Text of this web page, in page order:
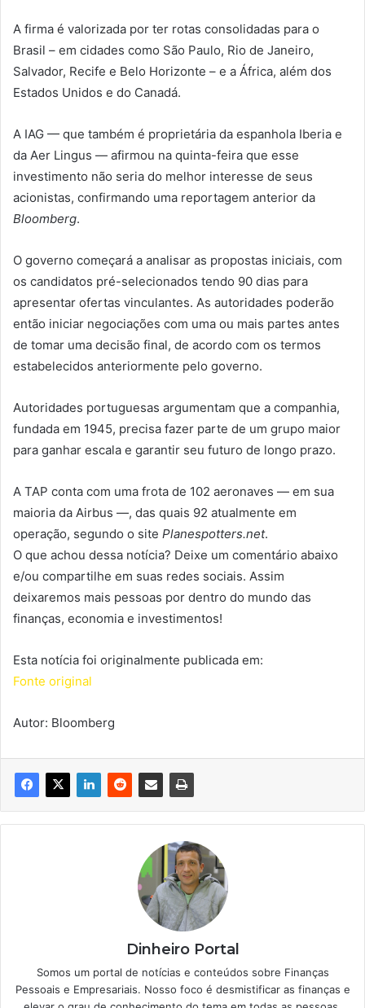
A firma é valorizada por ter rotas consolidadas para o
Brasil – em cidades como São Paulo, Rio de Janeiro,
Salvador, Recife e Belo Horizonte – e a África, além dos
Estados Unidos e do Canadá.
A IAG — que também é proprietária da espanhola Iberia e
da Aer Lingus — afirmou na quinta-feira que esse
investimento não seria do melhor interesse de seus
acionistas, confirmando uma reportagem anterior da
Bloomberg.
O governo começará a analisar as propostas iniciais, com
os candidatos pré-selecionados tendo 90 dias para
apresentar ofertas vinculantes. As autoridades poderão
então iniciar negociações com uma ou mais partes antes
de tomar uma decisão final, de acordo com os termos
estabelecidos anteriormente pelo governo.
Autoridades portuguesas argumentam que a companhia,
fundada em 1945, precisa fazer parte de um grupo maior
para ganhar escala e garantir seu futuro de longo prazo.
A TAP conta com uma frota de 102 aeronaves — em sua
maioria da Airbus —, das quais 92 atualmente em
operação, segundo o site Planespotters.net.
O que achou dessa notícia? Deixe um comentário abaixo
e/ou compartilhe em suas redes sociais. Assim
deixaremos mais pessoas por dentro do mundo das
finanças, economia e investimentos!
Esta notícia foi originalmente publicada em:
Fonte original
Autor: Bloomberg
Dinheiro Portal
Somos um portal de notícias e conteúdos sobre Finanças
Pessoais e Empresariais. Nosso foco é desmistificar as finanças e